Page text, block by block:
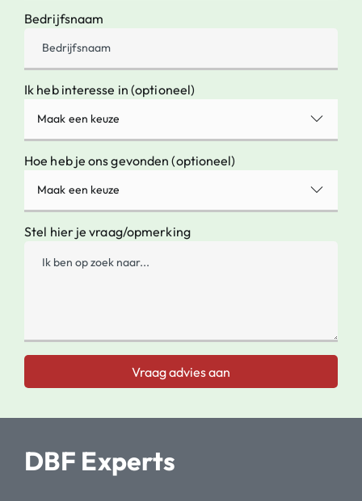
Bedrijfsnaam
Ik heb interesse in (optioneel)
Maak een keuze
Hoe heb je ons gevonden (optioneel)
Maak een keuze
Stel hier je vraag/opmerking
Vraag advies aan
DBF Experts